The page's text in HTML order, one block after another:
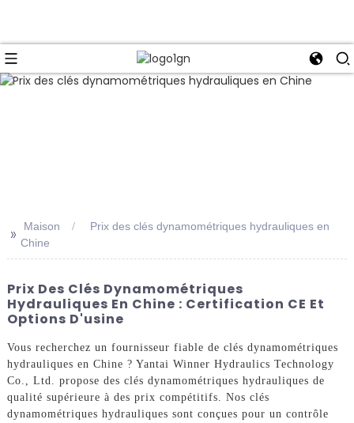
>> Maison
Prix ​​des clés dynamométriques hydrauliques en
Chine
Prix ​​des Clés Dynamométriques
Hydrauliques En Chine : Certification CE Et
Options D'usine
Vous recherchez un fournisseur fiable de clés dynamométriques
hydrauliques en Chine ? Yantai Winner Hydraulics Technology
Co., Ltd. propose des clés dynamométriques hydrauliques de
qualité supérieure à des prix compétitifs. Nos clés
dynamométriques hydrauliques sont conçues pour un contrôle